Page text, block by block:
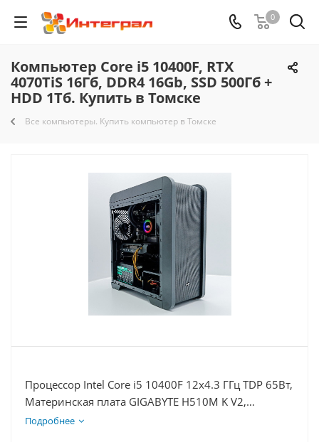
0
Компьютер Core i5 10400F, RTX
4070TiS 16Гб, DDR4 16Gb, SSD 500Гб +
HDD 1Тб. Купить в Томске
Все компьютеры. Купить компьютер в Томске
Процессор Intel Core i5 10400F 12x4.3 ГГц TDP 65Вт,
Материнская плата GIGABYTE H510M K V2,
Видеокарта RTX 4070TiS 16Гб, Память DDR4 16Gb,
Подробнее